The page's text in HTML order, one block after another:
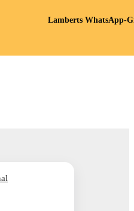
Lamberts WhatsApp-